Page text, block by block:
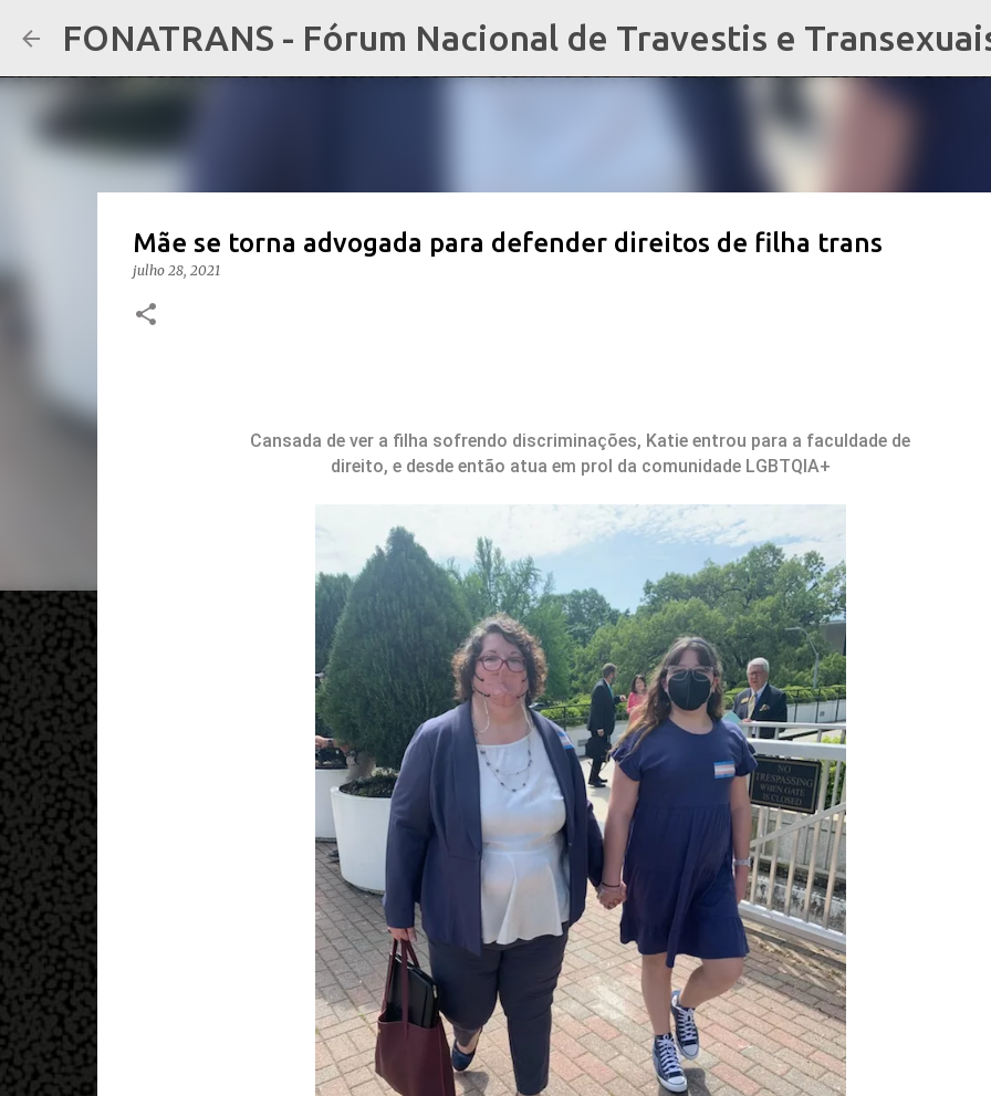
Pular para o conteúdo principal
FONATRANS - Fórum Nacional de Travestis e
Mãe se torna advogada para defender direitos de filha trans
julho 28, 2021
Cansada de ver a filha sofrendo discriminações, Katie entrou para a faculdade de
direito, e desde então atua em prol da comunidade LGBTQIA+